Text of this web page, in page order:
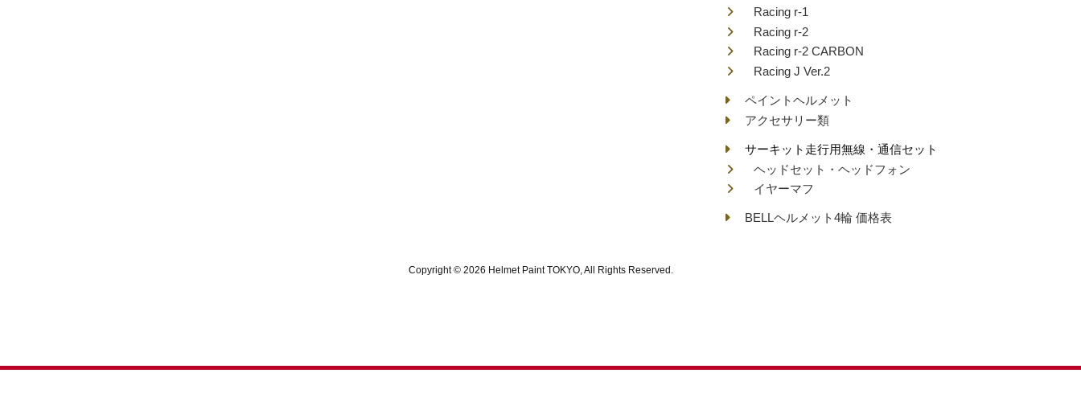
Racing r-1
Racing r-2
Racing r-2 CARBON
Racing J Ver.2
ペイントヘルメット
アクセサリー類
サーキット走行用無線・通信セット
ヘッドセット・ヘッドフォン
イヤーマフ
BELLヘルメット4輪 価格表
Copyright © 2026 Helmet Paint TOKYO, All Rights Reserved.